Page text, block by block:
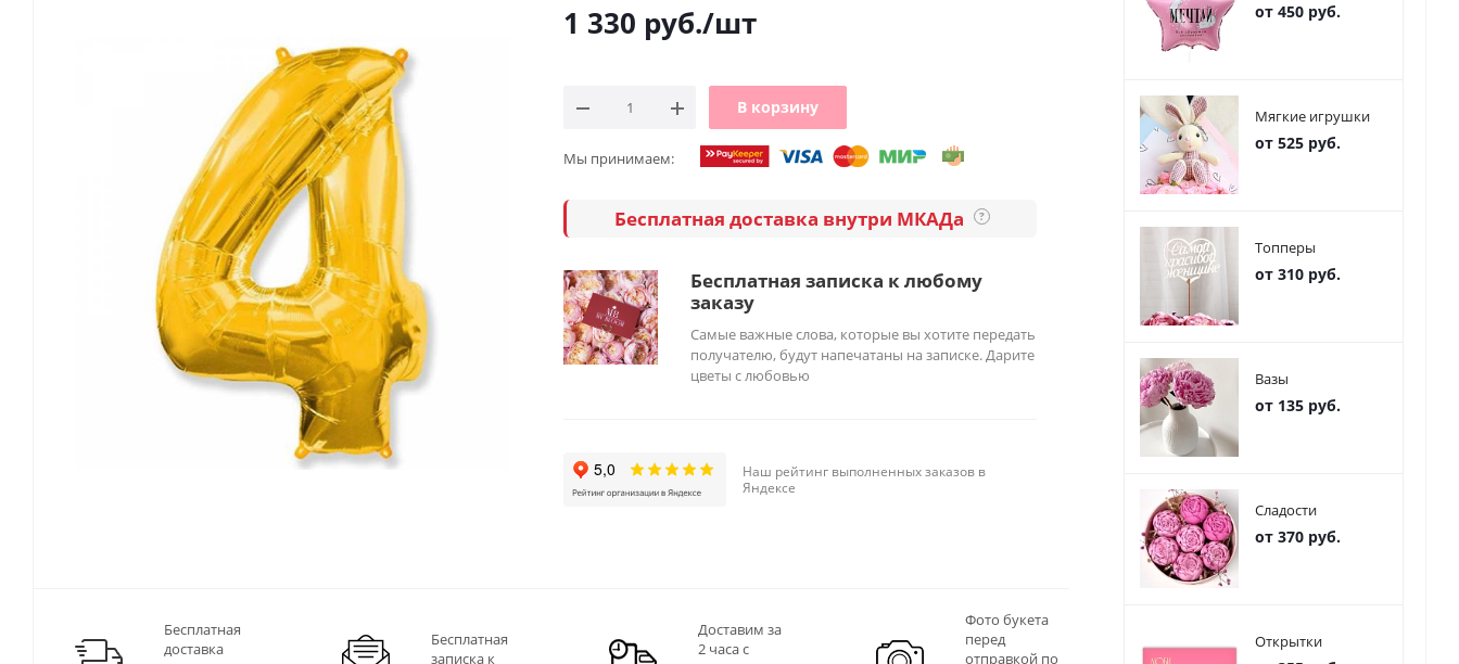
1 330 руб./шт
В корзину
Мы принимаем:
Бесплатная доставка внутри МКАДа ?
Бесплатная записка к любому
заказу
Самые важные слова, которые вы хотите передать
получателю, будут напечатаны на записке. Дарите
цветы с любовью
Наш рейтинг выполненных заказов в
Яндексе
Бесплатная
доставка
Бесплатная
записка к
Доставим за
2 часа с
Фото букета
перед
отправкой по
от 450 руб.
Мягкие игрушки
от 525 руб.
Топперы
от 310 руб.
Вазы
от 135 руб.
Сладости
от 370 руб.
Открытки